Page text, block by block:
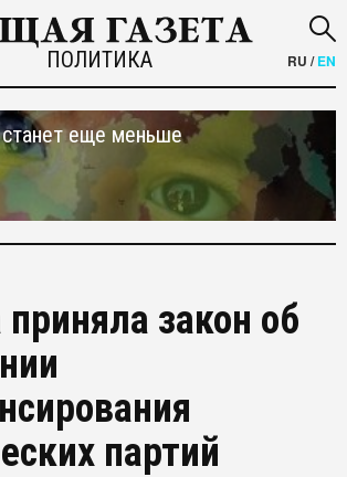
ПОЛИТИКА RU /EN
еще меньше
закон об
партий